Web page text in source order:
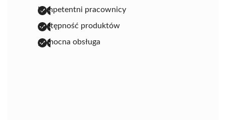
kompetentni pracownicy
dostępność produktów
pomocna obsługa